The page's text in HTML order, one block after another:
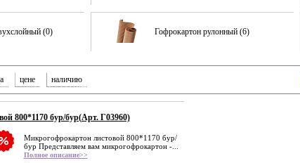
(0) Гофрокартон рулонный (6)
цене наличию
800*1170 бур/бур(Арт. Г03960)
Микрогофрокартон листовой 800*1170 бур/
бур Представляем вам микрогофрокартон -...
Полное описание>>